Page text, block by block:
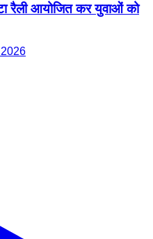
रैली आयोजित कर युवाओं को